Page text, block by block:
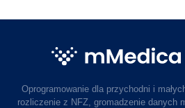
Oprogramowanie dla przychodni i
rozliczenie z NFZ, gromadzenie danych